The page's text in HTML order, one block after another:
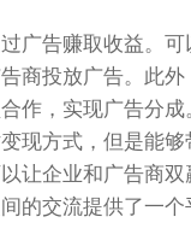
广告赚取收益。可
商投放广告。此外
作，实现广告分成
现方式，但是能够
让企业和广告商双
的交流提供了一个